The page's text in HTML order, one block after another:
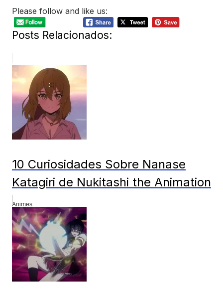
Please follow and like us:
Posts Relacionados:
10 Curiosidades Sobre Nanase
Katagiri de Nukitashi the Animation
Animes